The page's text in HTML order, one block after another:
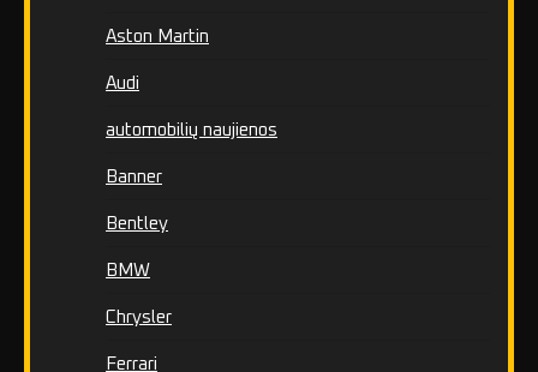
Aston Martin
Audi
automobilių naujienos
Banner
Bentley
BMW
Chrysler
Ferrari